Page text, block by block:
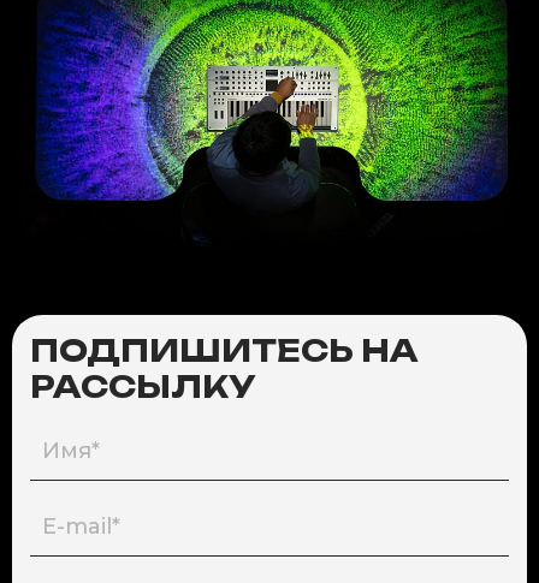
ПОДПИШИТЕСЬ НА
РАССЫЛКУ